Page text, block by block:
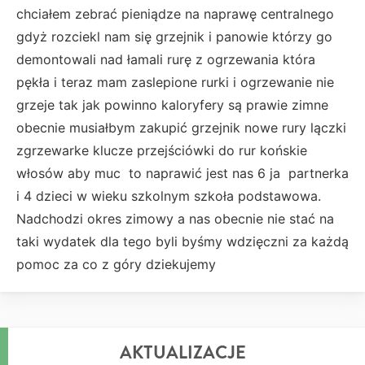
chciałem zebrać pieniądze na naprawę centralnego
gdyż rozciekl nam się grzejnik i panowie którzy go
demontowali nad łamali rurę z ogrzewania która
pękła i teraz mam zaslepione rurki i ogrzewanie nie
grzeje tak jak powinno kaloryfery są prawie zimne
obecnie musiałbym zakupić grzejnik nowe rury lączki
zgrzewarke klucze przejściówki do rur końskie
włosów aby muc to naprawić jest nas 6 ja partnerka
i 4 dzieci w wieku szkolnym szkoła podstawowa.
Nadchodzi okres zimowy a nas obecnie nie stać na
taki wydatek dla tego byli byśmy wdzięczni za każdą
pomoc za co z góry dziekujemy
AKTUALIZACJE